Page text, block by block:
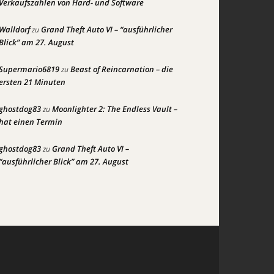
von Hard- und Software
zuGrand Theft Auto VI – “ausführlicher
am 27. August
zuBeast of Reincarnation – die
21 Minuten
zuMoonlighter 2: The Endless Vault –
einen Termin
zuGrand Theft Auto VI –
Blick” am 27. August